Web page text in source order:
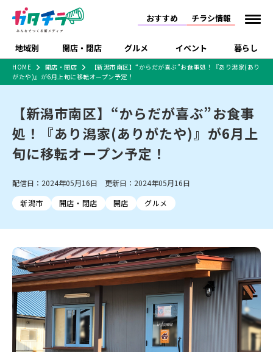
おすすめ チラシ情報
地域別 開店・閉店 グルメ イベント 暮らし
新潟市 下越
中越
佐渡
新潟市中央区 新潟市東区 新潟市西区
新潟市北区
新潟市南区
新潟市江南区 新潟市秋葉区
新潟市西蒲区
村上・関川
新発田・聖籠
胎内・粟島
三条・加茂・田上
五泉・阿賀野・阿賀
燕・弥彦
長岡・見附
小千谷・十日町・津南
魚沼・南魚沼・湯沢
柏崎・刈羽・出雲崎
上越・妙高・糸魚川
開店 閉店
リニューアル・移転 休業 開店まとめ
新潟市・開店
新潟市・閉店
長岡市・開店
長岡市・閉店
上越市・開店
上越市・閉店
ラーメン・開店
ラーメン・閉店
ラーメン 現地レポート
和食
スイーツ
ご当地グルメ 食べ歩き テイクアウト
季節・期間限定
カフェ
居酒屋・バー 焼肉
パスタ
パン・ベーカリー
タレカツ・豚カツ
デカ盛り・大盛り
旨辛・激辛
定食・町定食 海鮮・鮨
そば・うどん
日本酒・新潟清酒
ワイン・クラフトビール
ケーキ・パフェ
ビアガーデン・暑気払い
体験・販売 祭り・伝統行事
趣味・展示会
スポーツ
にいがた酒の陣・新潟
セミナー・講演会 子ども向け 花火大会
入場無料
住宅展示場
完成見学会 学生スポーツ アルビレックス
施設・ショップ
住宅メーカー・工務
店
食品メーカー・県産
習い事・塾 アパレル・雑貨
フィットネス・ジム
観光スポット
温泉・入浴 ホテル 旅館
水族館
リラクゼーション・整体
スキー場
リユース・買取
病院・クリニック
イオンモール
ラブラ万代・ラブラ2
ビルボードプレイスBP
新潟伊勢丹
ピア万代
リバーサイド千秋
パティオPATIO
特売セール インタビュー
特集・まとめ記事
セツコママ ランキング 新潟人
キャンペーン
開店まとめ
閉店まとめ 人気記事まとめ
食品スーパー・コンビ
ショッピングモール・
大型施設
ドラッグストア・ホーム
センター
ファッション 生活サービス
新車・中古車・カー用品
旅行・レジャー
家電・携帯電話
冠婚葬祭
習い事・塾 通販・EC イベント
求人
官公庁・自治体
新潟市 チラシ
長岡・見附 チラシ
上越・妙高・糸魚川 チラシ
注目 チラシ
週末セール
火曜セール
オープン・リニューアルセール
周年祭・感謝祭セール
年末・初売りセール
HOME 開店・閉店
【新潟市南区】“からだが喜ぶ”お食事処！『あり潟家(あり
がたや)』が6月上旬に移転オープン予定！
【新潟市南区】“からだが喜ぶ”お食事
処！『あり潟家(ありがたや)』が6月上
旬に移転オープン予定！
配信日：2024年05月16日 更新日：2024年05月16日
新潟市
開店・閉店 開店 グルメ